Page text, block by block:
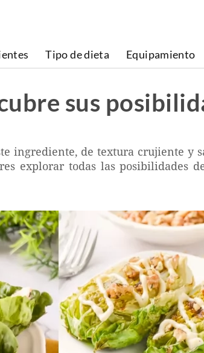
Tipo de dieta Equipamiento
sus
ingrediente, de textura crujiente y
explorar todas las posibilidades